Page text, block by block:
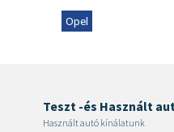
Opel
Teszt -és Használt
Használt autó kínálatunk